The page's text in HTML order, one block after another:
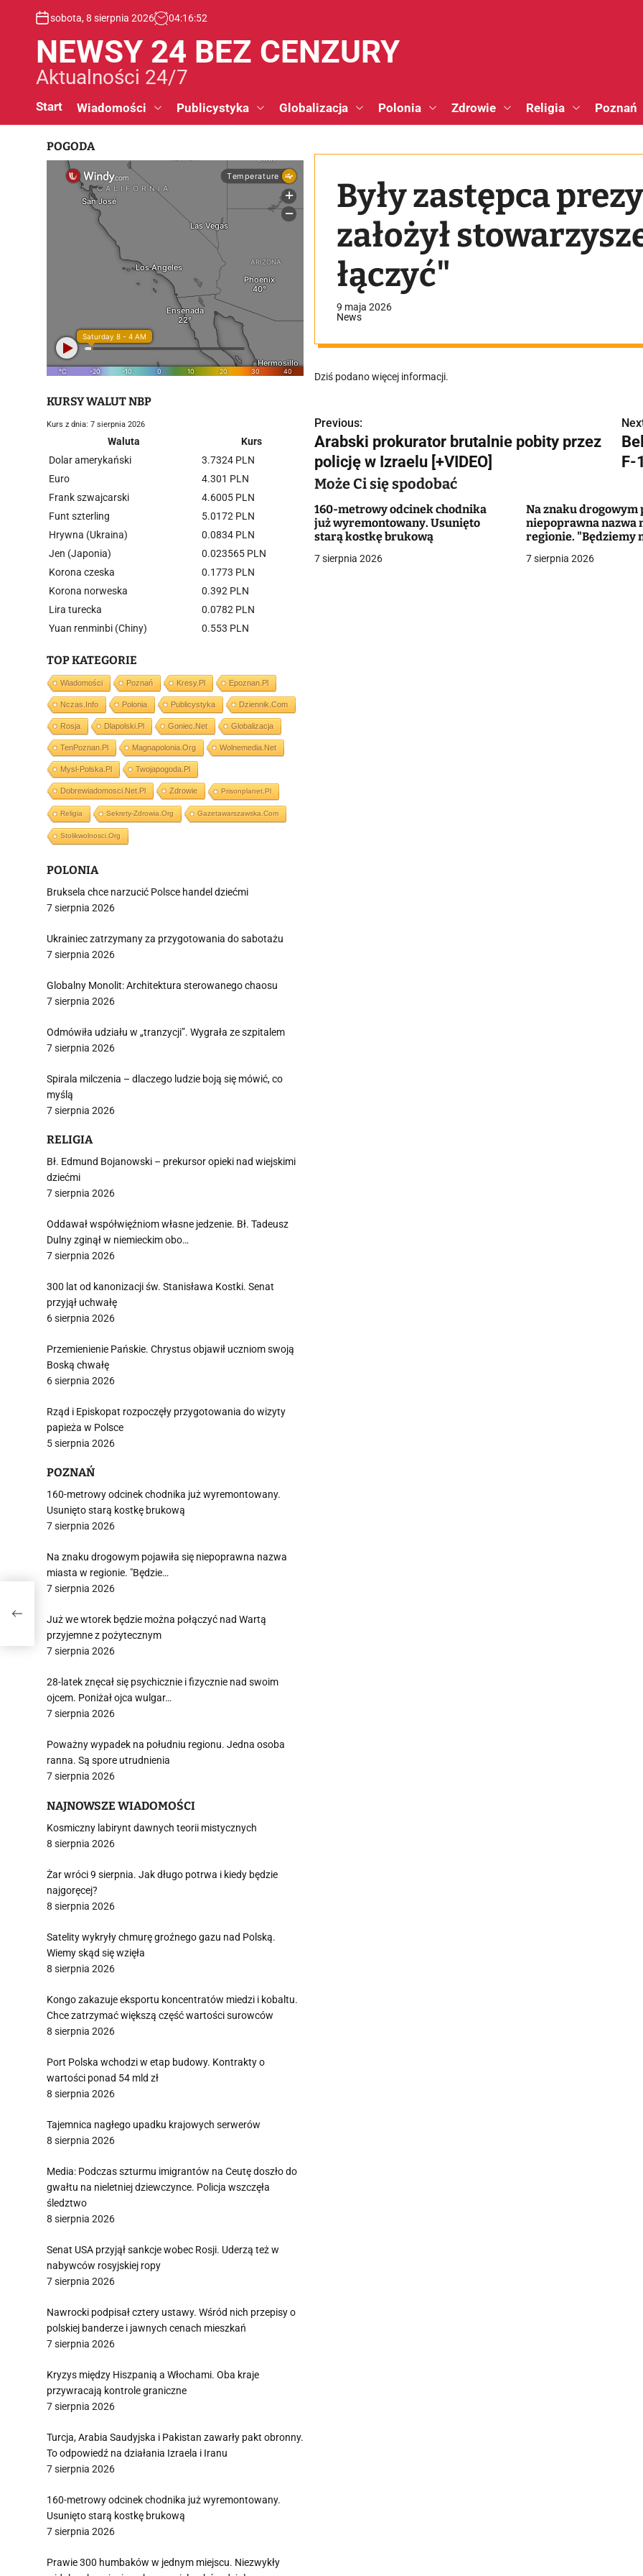
sobota, 8 sierpnia 2026 04:16:53
NEWSY 24 BEZ CENZURY
Aktualności 24/7
Start Wiadomości Publicystyka Globalizacja Polonia Zdrowie Religia Poznań
Były zastępca
założył
łączyć"
9 maja 2026
News
Dziś podano więcej informacji.
N
a
w
i
g
a
Previous:
Arabski prokurator brutalnie pobity przez
policję w Izraelu [+VIDEO]
F-
Może Ci się spodobać
160-metrowy odcinek chodnika
już wyremontowany. Usunięto
starą kostkę brukową
7 sierpnia 2026
Na znaku drogowym
niepoprawna nazwa
regionie. "Będziemy
7 sierpnia 2026
POGODA
KURSY WALUT NBP
Kurs z dnia: 7 sierpnia 2026
Waluta
Kurs
Dolar amerykański
3.7324 PLN
Euro
4.301 PLN
Frank szwajcarski
4.6005 PLN
Funt szterling
5.0172 PLN
Hrywna (Ukraina)
0.0834 PLN
Jen (Japonia)
0.023565 PLN
Korona czeska
0.1773 PLN
Korona norweska
0.392 PLN
Lira turecka
0.0782 PLN
Yuan renminbi (Chiny)
0.553 PLN
TOP KATEGORIE
Wiadomości Poznań Kresy.pl Epoznan.pl
Nczas.info Polonia Publicystyka Dziennik.com
Rosja Dlapolski.pl Goniec.net Globalizacja
TenPoznan.pl Magnapolonia.org Wolnemedia.net
Mysl-Polska.pl Twojapogoda.pl
Dobrewiadomosci.net.pl Zdrowie Prisonplanet.pl
Religia Sekrety-Zdrowia.org Gazetawarszawska.com
Stolikwolnosci.org
POLONIA
Bruksela chce narzucić Polsce handel dziećmi
7 sierpnia 2026
Ukrainiec zatrzymany za przygotowania do sabotażu
7 sierpnia 2026
Globalny Monolit: Architektura sterowanego chaosu
7 sierpnia 2026
Odmówiła udziału w „tranzycji”. Wygrała ze szpitalem
7 sierpnia 2026
Spirala milczenia – dlaczego ludzie boją się mówić, co
myślą
7 sierpnia 2026
RELIGIA
Bł. Edmund Bojanowski – prekursor opieki nad wiejskimi
dziećmi
7 sierpnia 2026
Oddawał współwięźniom własne jedzenie. Bł. Tadeusz
Dulny zginął w niemieckim obo…
7 sierpnia 2026
300 lat od kanonizacji św. Stanisława Kostki. Senat
przyjął uchwałę
6 sierpnia 2026
Przemienienie Pańskie. Chrystus objawił uczniom swoją
Boską chwałę
6 sierpnia 2026
Rząd i Episkopat rozpoczęły przygotowania do wizyty
papieża w Polsce
5 sierpnia 2026
POZNAŃ
160-metrowy odcinek chodnika już wyremontowany.
Usunięto starą kostkę brukową
7 sierpnia 2026
Na znaku drogowym pojawiła się niepoprawna nazwa
miasta w regionie. "Będzie…
7 sierpnia 2026
Już we wtorek będzie można połączyć nad Wartą
przyjemne z pożytecznym
7 sierpnia 2026
28-latek znęcał się psychicznie i fizycznie nad swoim
ojcem. Poniżał ojca wulgar…
7 sierpnia 2026
Poważny wypadek na południu regionu. Jedna osoba
ranna. Są spore utrudnienia
7 sierpnia 2026
NAJNOWSZE WIADOMOŚCI
Kosmiczny labirynt dawnych teorii mistycznych
8 sierpnia 2026
Żar wróci 9 sierpnia. Jak długo potrwa i kiedy będzie
najgoręcej?
8 sierpnia 2026
Satelity wykryły chmurę groźnego gazu nad Polską.
Wiemy skąd się wzięła
8 sierpnia 2026
Kongo zakazuje eksportu koncentratów miedzi i kobaltu.
Chce zatrzymać większą część wartości surowców
8 sierpnia 2026
Port Polska wchodzi w etap budowy. Kontrakty o
wartości ponad 54 mld zł
8 sierpnia 2026
Tajemnica nagłego upadku krajowych serwerów
8 sierpnia 2026
Media: Podczas szturmu imigrantów na Ceutę doszło do
gwałtu na nieletniej dziewczynce. Policja wszczęła
śledztwo
8 sierpnia 2026
Senat USA przyjął sankcje wobec Rosji. Uderzą też w
nabywców rosyjskiej ropy
7 sierpnia 2026
Nawrocki podpisał cztery ustawy. Wśród nich przepisy o
polskiej banderze i jawnych cenach mieszkań
7 sierpnia 2026
Kryzys między Hiszpanią a Włochami. Oba kraje
przywracają kontrole graniczne
7 sierpnia 2026
Turcja, Arabia Saudyjska i Pakistan zawarły pakt obronny.
To odpowiedź na działania Izraela i Iranu
7 sierpnia 2026
160-metrowy odcinek chodnika już wyremontowany.
Usunięto starą kostkę brukową
7 sierpnia 2026
Prawie 300 humbaków w jednym miejscu. Niezwykły